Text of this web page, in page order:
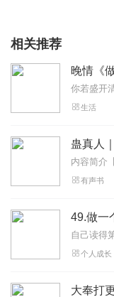
相关推荐
晚情《
生活
有声书
49.做一
自己读得
个人成长